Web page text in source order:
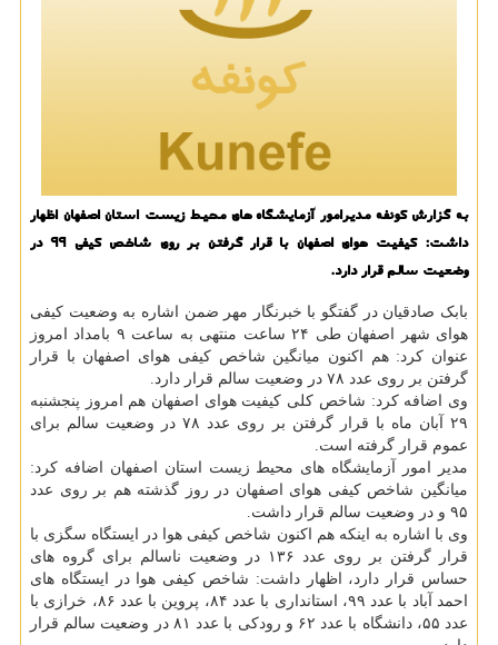
به گزارش كونفه مدیرامور آزمایشگاه های محیط زیست استان اصفهان اظهار
داشت: كیفیت هوای اصفهان با قرار گرفتن بر روی شاخص كیفی ۹۹ در
وضعیت سالم قرار دارد.
بابک صادقیان در گفتگو با خبرنگار مهر ضمن اشاره به وضعیت کیفی
هوای شهر اصفهان طی ۲۴ ساعت منتهی به ساعت ۹ بامداد امروز
عنوان کرد: هم اکنون میانگین شاخص کیفی هوای اصفهان با قرار
گرفتن بر روی عدد ۷۸ در وضعیت سالم قرار دارد.
وی اضافه کرد: شاخص کلی کیفیت هوای اصفهان هم امروز پنجشنبه
۲۹ آبان ماه با قرار گرفتن بر روی عدد ۷۸ در وضعیت سالم برای
عموم قرار گرفته است.
مدیر امور آزمایشگاه های محیط زیست استان اصفهان اضافه کرد:
میانگین شاخص کیفی هوای اصفهان در روز گذشته هم بر روی عدد
۹۵ و در وضعیت سالم قرار داشت.
وی با اشاره به اینکه هم اکنون شاخص کیفی هوا در ایستگاه سگزی با
قرار گرفتن بر روی عدد ۱۳۶ در وضعیت ناسالم برای گروه های
حساس قرار دارد، اظهار داشت: شاخص کیفی هوا در ایستگاه های
احمد آباد با عدد ۹۹، استانداری با عدد ۸۴، پروین با عدد ۸۶، خرازی با
عدد ۵۵، دانشگاه با عدد ۶۲ و رودکی با عدد ۸۱ در وضعیت سالم قرار